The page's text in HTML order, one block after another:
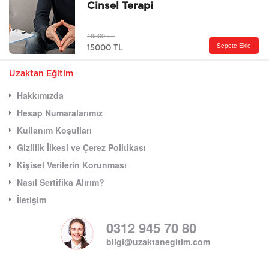
Cinsel Terapi
19500 TL
15000 TL Sepete Ekle
Uzaktan Eğitim
Hakkımızda
Hesap Numaralarımız
Kullanım Koşulları
Gizlilik İlkesi ve Çerez Politikası
Kişisel Verilerin Korunması
Nasıl Sertifika Alırım?
İletişim
0312 945 70 80
bilgi@uzaktanegitim.com